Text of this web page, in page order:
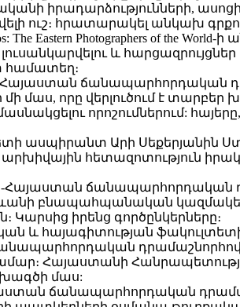
իրադարձությունների,
ուշ։ հրատարակել անկախ
Eastern Photographers of the
և
համատեղ։
ճանապարհորդական
մի մաս, որը վերլուծում է
որոշումներում:
ասպիրանտ Արի Սեքերյանին
հետազոտություն
ճանապարհորդական
բնապահպանական
իրենց գործընկերները։
և հայագիտության
Հայաստանի
մաս:
ճանապարհորդական